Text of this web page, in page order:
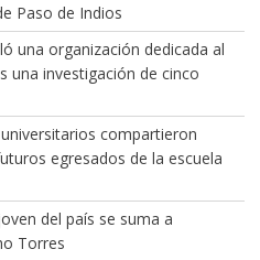
Paso de Indios
una organización dedicada al
una investigación de cinco
compartieron
egresados de la escuela
del país se suma a
Torres